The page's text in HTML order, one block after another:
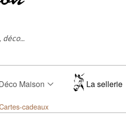
Maison La sellerie
cadeaux